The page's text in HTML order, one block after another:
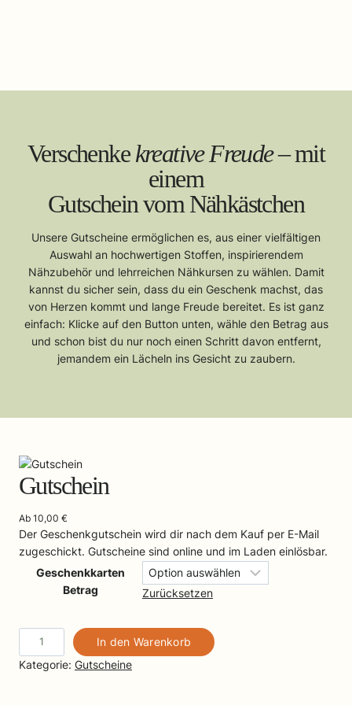
Verschenkekreative Freude– mit
einem
Gutschein vom Nähkästchen
Unsere Gutscheine ermöglichen es, aus einer vielfältigen
Auswahl an hochwertigen Stoffen, inspirierendem
Nähzubehör und lehrreichen Nähkursen zu wählen. Damit
kannst du sicher sein, dass du ein Geschenk machst, das
von Herzen kommt und lange Freude bereitet. Es ist ganz
einfach: Klicke auf den Button unten, wähle den Betrag aus
und schon bist du nur noch einen Schritt davon entfernt,
jemandem ein Lächeln ins Gesicht zu zaubern.
Gutschein
Ab 10,00 €
Der Geschenkgutschein wird dir nach dem Kauf per E-Mail
zugeschickt. Gutscheine sind online und im Laden einlösbar.
Geschenkkarten
Betrag
Zurücksetzen
u
t
In den Warenkorb
Kategorie: Gutscheine